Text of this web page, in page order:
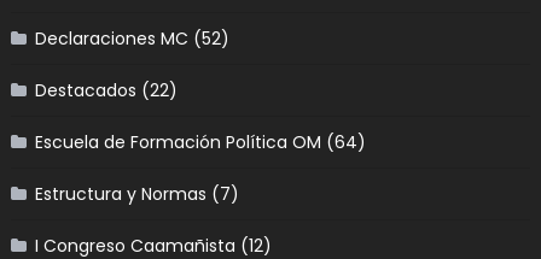
Declaraciones MC (52)
Destacados (22)
Escuela de Formación Política OM (64)
Estructura y Normas (7)
I Congreso Caamañista (12)